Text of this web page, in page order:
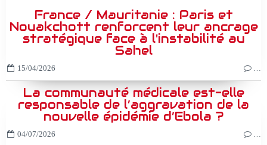
France / Mauritanie : Paris et
Nouakchott renforcent leur ancrage
stratégique face à l'instabilité au
Sahel
15/04/2026 …
La communauté médicale est-elle
responsable de l’aggravation de la
nouvelle épidémie d’Ebola ?
04/07/2026 …